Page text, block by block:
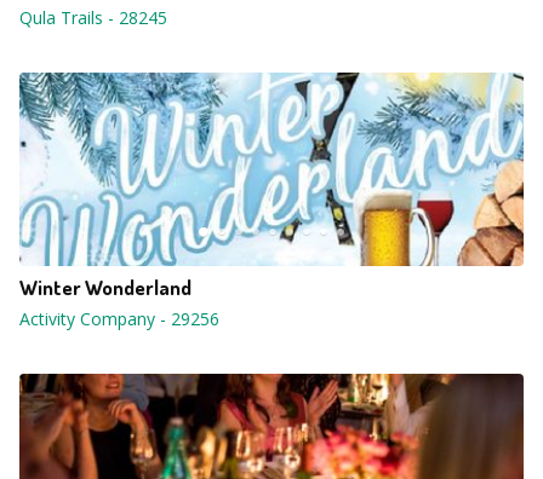
Qula Trails - 28245
Winter Wonderland
Activity Company - 29256